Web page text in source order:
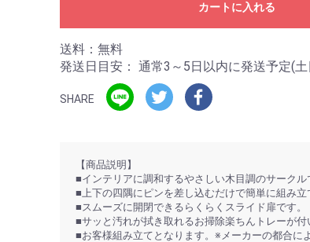
カートに入れる
送料：無料
発送日目安： 通常3～5日以内に発送予定(
SHARE
【商品説明】
■インテリアに調和するやさしい木目調のサークル
■上下の四隅にピンを差し込むだけで簡単に組み立
■スムーズに開閉できるらくらくスライド扉です。
■サッと汚れが拭き取れるお掃除楽ちんトレーが付
■お客様組み立てとなります。※メーカーの都合に